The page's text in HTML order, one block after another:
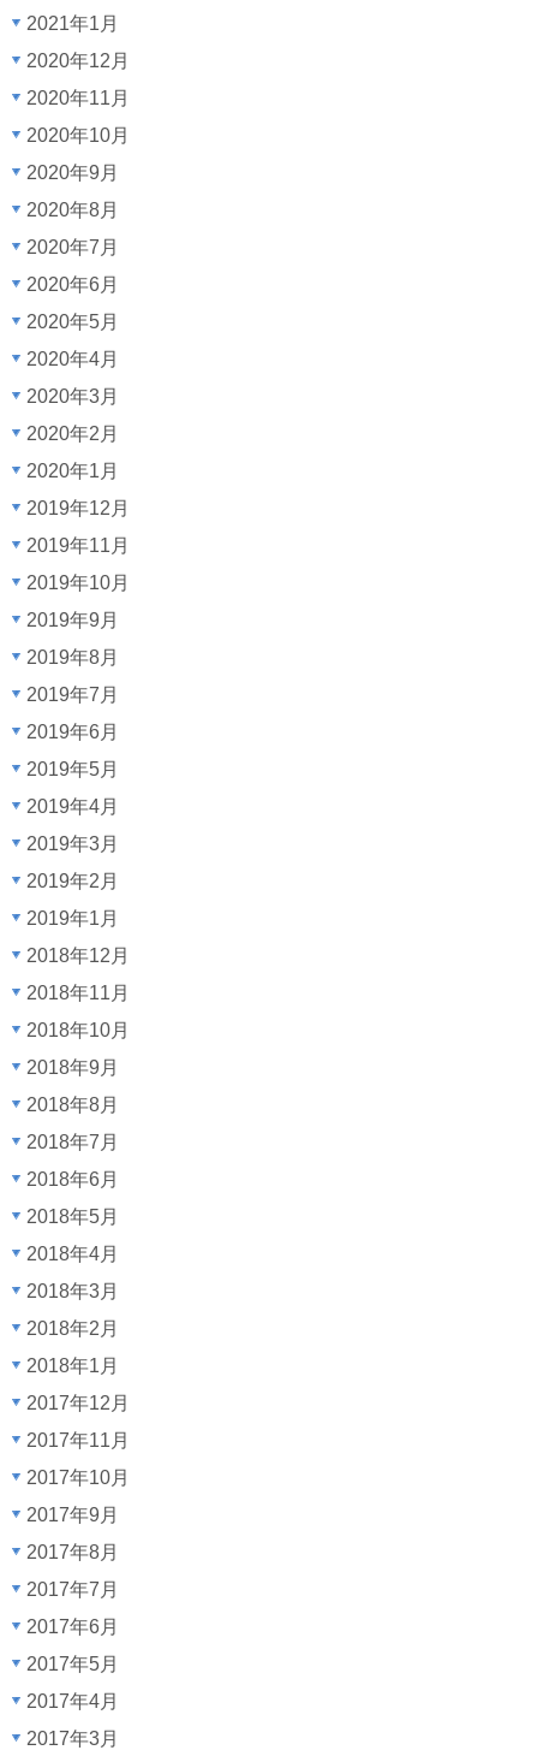
2021年1月
2020年12月
2020年11月
2020年10月
2020年9月
2020年8月
2020年7月
2020年6月
2020年5月
2020年4月
2020年3月
2020年2月
2020年1月
2019年12月
2019年11月
2019年10月
2019年9月
2019年8月
2019年7月
2019年6月
2019年5月
2019年4月
2019年3月
2019年2月
2019年1月
2018年12月
2018年11月
2018年10月
2018年9月
2018年8月
2018年7月
2018年6月
2018年5月
2018年4月
2018年3月
2018年2月
2018年1月
2017年12月
2017年11月
2017年10月
2017年9月
2017年8月
2017年7月
2017年6月
2017年5月
2017年4月
2017年3月